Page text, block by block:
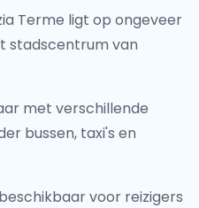
Terme ligt op ongeveer
stadscentrum van
met verschillende
bussen, taxi's en
voor reizigers